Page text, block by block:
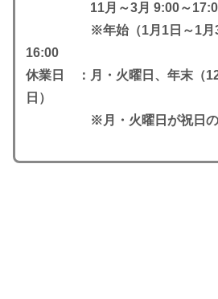
11月～3月 9:00～
※年始（1月1日～1月
16:00
休業日 ：月・火曜日、年末（
日）
※月・火曜日が祝日